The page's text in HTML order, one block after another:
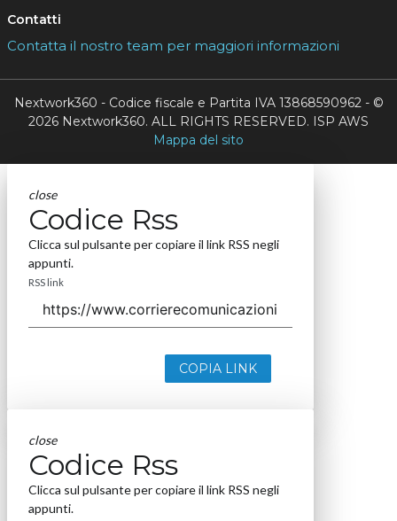
Contatti
Contatta il nostro team per maggiori informazioni
Nextwork360 - Codice fiscale e Partita IVA 13868590962 - ©
2026 Nextwork360. ALL RIGHTS RESERVED. ISP AWS
Mappa del sito
close
Codice Rss
Clicca sul pulsante per copiare il link RSS negli
appunti.
RSS link
COPIA LINK
close
Codice Rss
Clicca sul pulsante per copiare il link RSS negli
appunti.